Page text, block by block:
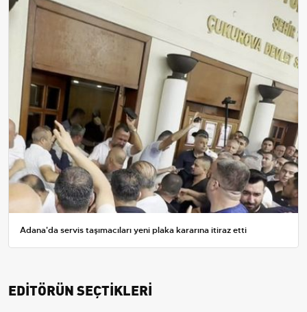
Adana'da servis taşımacıları yeni plaka kararına itiraz etti
EDİTÖRÜN SEÇTİKLERİ